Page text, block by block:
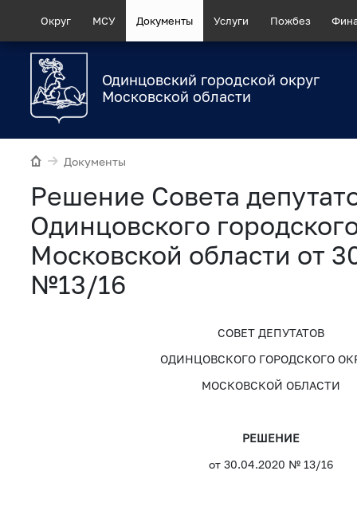
Округ МСУ Документы Услуги Пожбез
Одинцовский городской округ
Московской области
Документы
Рeшение Совета
Одинцовского
Московской области от
№13/16
СОВЕТ ДЕПУТАТОВ
ОДИНЦОВСКОГО ГОРОДСКОГО
МОСКОВСКОЙ ОБЛАСТИ
РЕШЕНИЕ
от 30.04.2020 № 13/16